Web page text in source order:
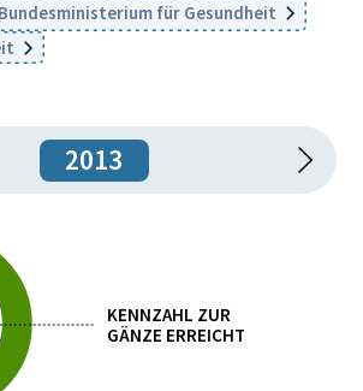
Bundesministerium für Gesundheit
2013
KENNZAHL ZUR
GÄNZE ERREICHT